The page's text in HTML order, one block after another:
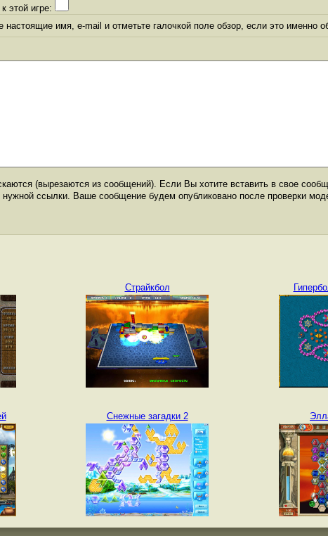
этой игре:
настоящие имя, e-mail и отметьте галочкой поле обзор, если это именно
(вырезаются из сообщений). Если Вы хотите вставить в свое
нужной ссылки. Ваше сообщение будем опубликовано после проверки
Страйкбол
Снежные загадки 2